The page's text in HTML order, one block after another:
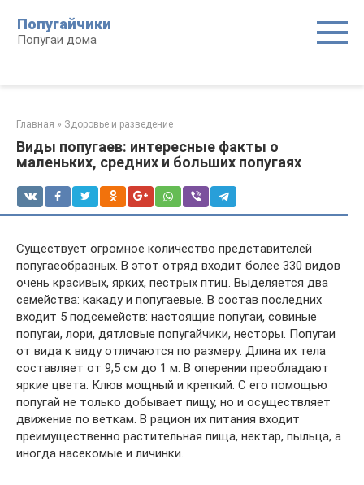
контенту
Попугайчики
Попугаи дома
Главная » Здоровье и разведение
Виды попугаев: интересные факты о
маленьких, средних и больших попугаях
Существует огромное количество представителей
попугаеобразных. В этот отряд входит более 330 видов
очень красивых, ярких, пестрых птиц. Выделяется два
семейства: какаду и попугаевые. В состав последних
входит 5 подсемейств: настоящие попугаи, совиные
попугаи, лори, дятловые попугайчики, несторы. Попугаи
от вида к виду отличаются по размеру. Длина их тела
составляет от 9,5 см до 1 м. В оперении преобладают
яркие цвета. Клюв мощный и крепкий. С его помощью
попугай не только добывает пищу, но и осуществляет
движение по веткам. В рацион их питания входит
преимущественно растительная пища, нектар, пыльца, а
иногда насекомые и личинки.